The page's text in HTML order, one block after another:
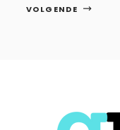
VOLGENDE